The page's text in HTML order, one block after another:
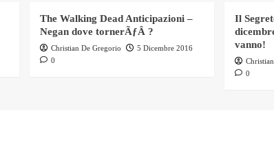
The Walking Dead Anticipazioni –
Negan dove tornerÃƒÂ ?
Christian De Gregorio
5 Dicembre 2016
0
Il
vanno!
0